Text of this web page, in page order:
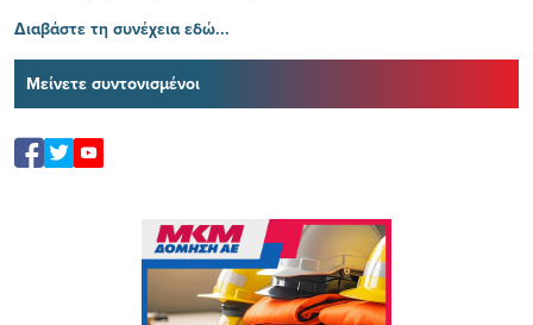
Διαβάστε τη συνέχεια εδώ...
Μείνετε συντονισμένοι